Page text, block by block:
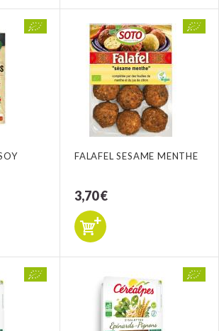
FALAFEL SESAME MENTHE
3,70 €